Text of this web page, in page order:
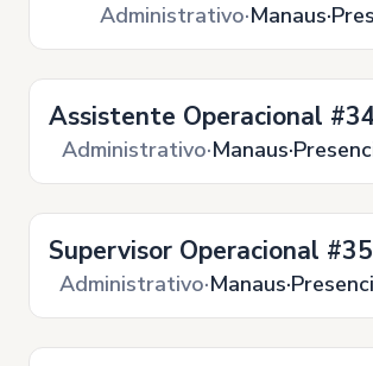
Administrativo Manaus
Assistente Operacional
Administrativo Manaus
Supervisor Operacional
Administrativo Manaus